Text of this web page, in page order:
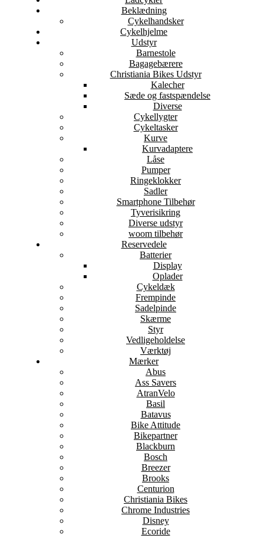
Beklædning
Cykelhandsker
Cykelhjelme
Udstyr
Barnestole
Bagagebærere
Christiania Bikes Udstyr
Kalecher
Sæde og fastspændelse
Diverse
Cykellygter
Cykeltasker
Kurve
Kurvadaptere
Låse
Pumper
Ringeklokker
Sadler
Smartphone Tilbehør
Tyverisikring
Diverse udstyr
woom tilbehør
Reservedele
Batterier
Display
Oplader
Cykeldæk
Frempinde
Sadelpinde
Skærme
Styr
Vedligeholdelse
Værktøj
Mærker
Abus
Ass Savers
AtranVelo
Basil
Batavus
Bike Attitude
Bikepartner
Blackburn
Bosch
Breezer
Brooks
Centurion
Christiania Bikes
Chrome Industries
Disney
Ecoride